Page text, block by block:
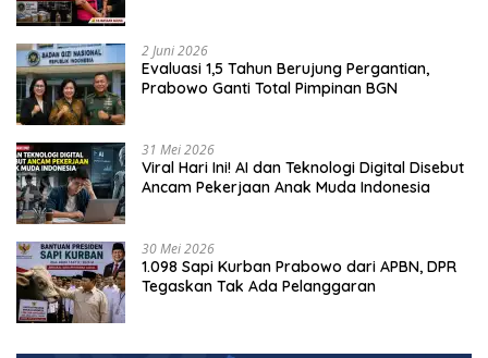
2 Juni 2026
Evaluasi 1,5 Tahun Berujung Pergantian,
Prabowo Ganti Total Pimpinan BGN
31 Mei 2026
Viral Hari Ini! AI dan Teknologi Digital Disebut
Ancam Pekerjaan Anak Muda Indonesia
30 Mei 2026
1.098 Sapi Kurban Prabowo dari APBN, DPR
Tegaskan Tak Ada Pelanggaran